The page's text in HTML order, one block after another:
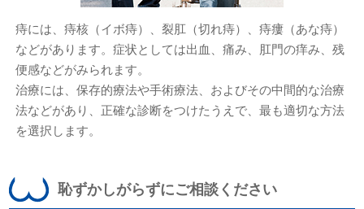
痔には、痔核（イボ痔）、裂肛（切れ痔）、痔瘻（あな痔）
などがあります。症状としては出血、痛み、肛門の痒み、残
便感などがみられます。
治療には、保存的療法や手術療法、およびその中間的な治療
法などがあり、正確な診断をつけたうえで、最も適切な方法
を選択します。
恥ずかしがらずにご相談ください